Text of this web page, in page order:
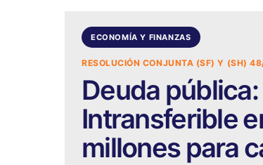
ECONOMÍA Y FINANZAS
RESOLUCIÓN CONJUNTA (SF) Y (SH)
Deuda
Intransferible
millones para